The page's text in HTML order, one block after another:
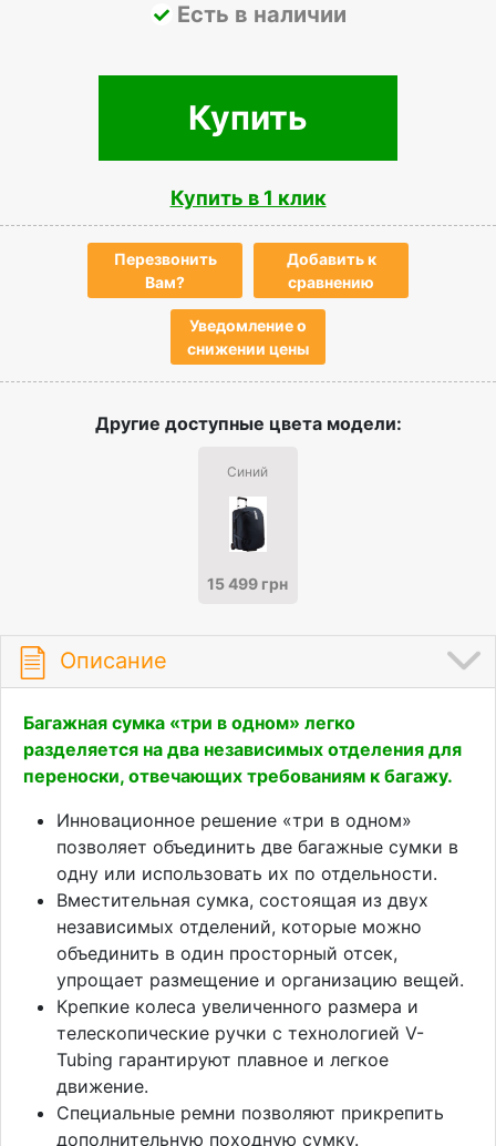
Есть в наличии
Купить
Купить в 1 клик
Перезвонить
Вам?
Добавить к
сравнению
Уведомление о
снижении цены
Другие доступные цвета модели:
Синий
15 499 грн
Описание
Багажная сумка «три в одном» легко
разделяется на два независимых отделения для
переноски, отвечающих требованиям к багажу.
Инновационное решение «три в одном»
позволяет объединить две багажные сумки в
одну или использовать их по отдельности.
Вместительная сумка, состоящая из двух
независимых отделений, которые можно
объединить в один просторный отсек,
упрощает размещение и организацию вещей.
Крепкие колеса увеличенного размера и
телескопические ручки с технологией V-
Tubing гарантируют плавное и легкое
движение.
Специальные ремни позволяют прикрепить
дополнительную походную сумку.